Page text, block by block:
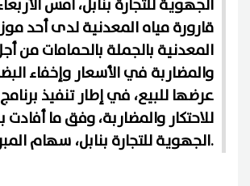
قارورة مياه المعدنية لدى أحد
المعدنية بالجملة بالحمامات من
والمضاربة في الأسعار وإخفاء
عرضها للبيع، في إطار تنفيذ
للاحتكار والمضاربة، وفق ما أفادت
الجهوية للتجارة بنابل، سهام المبروك.